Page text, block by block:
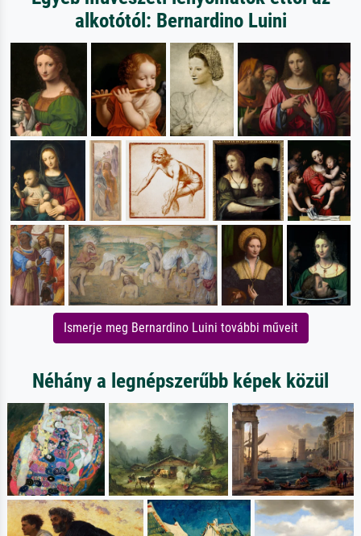
alkotótól: Bernardino Luini
Ismerje meg Bernardino Luini további műveit
Néhány a legnépszerűbb képek közül